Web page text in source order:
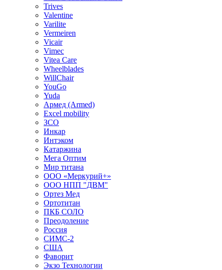
Trives
Valentine
Varilite
Vermeiren
Vicair
Vimec
Vitea Care
Wheelblades
WillChair
YouGo
Yuda
Армед (Armed)
Еxcel mobility
ЗСО
Инкар
Интэком
Катаржина
Мега Оптим
Мир титана
ООО «Меркурий+»
ООО НПП "ДВМ"
Ортез Мед
Ортотитан
ПКБ СОЛО
Преодоление
Россия
СИМС-2
США
Фаворит
Экзо Технологии